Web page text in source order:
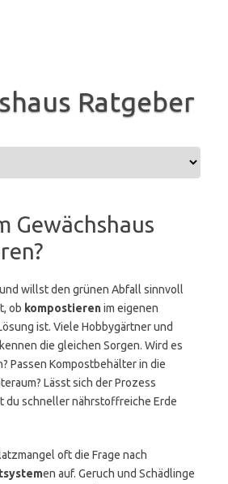
Ratgeber
Gewächshaus
willst den grünen Abfall sinnvoll
ob kompostierenim eigenen
ist. Viele Hobbygärtner und
die gleichen Sorgen. Wird es
Passen Kompostbehälter in die
Lässt sich der Prozess
du schneller nährstoffreiche Erde
oft die Frage nach
en auf. Geruch und Schädlinge